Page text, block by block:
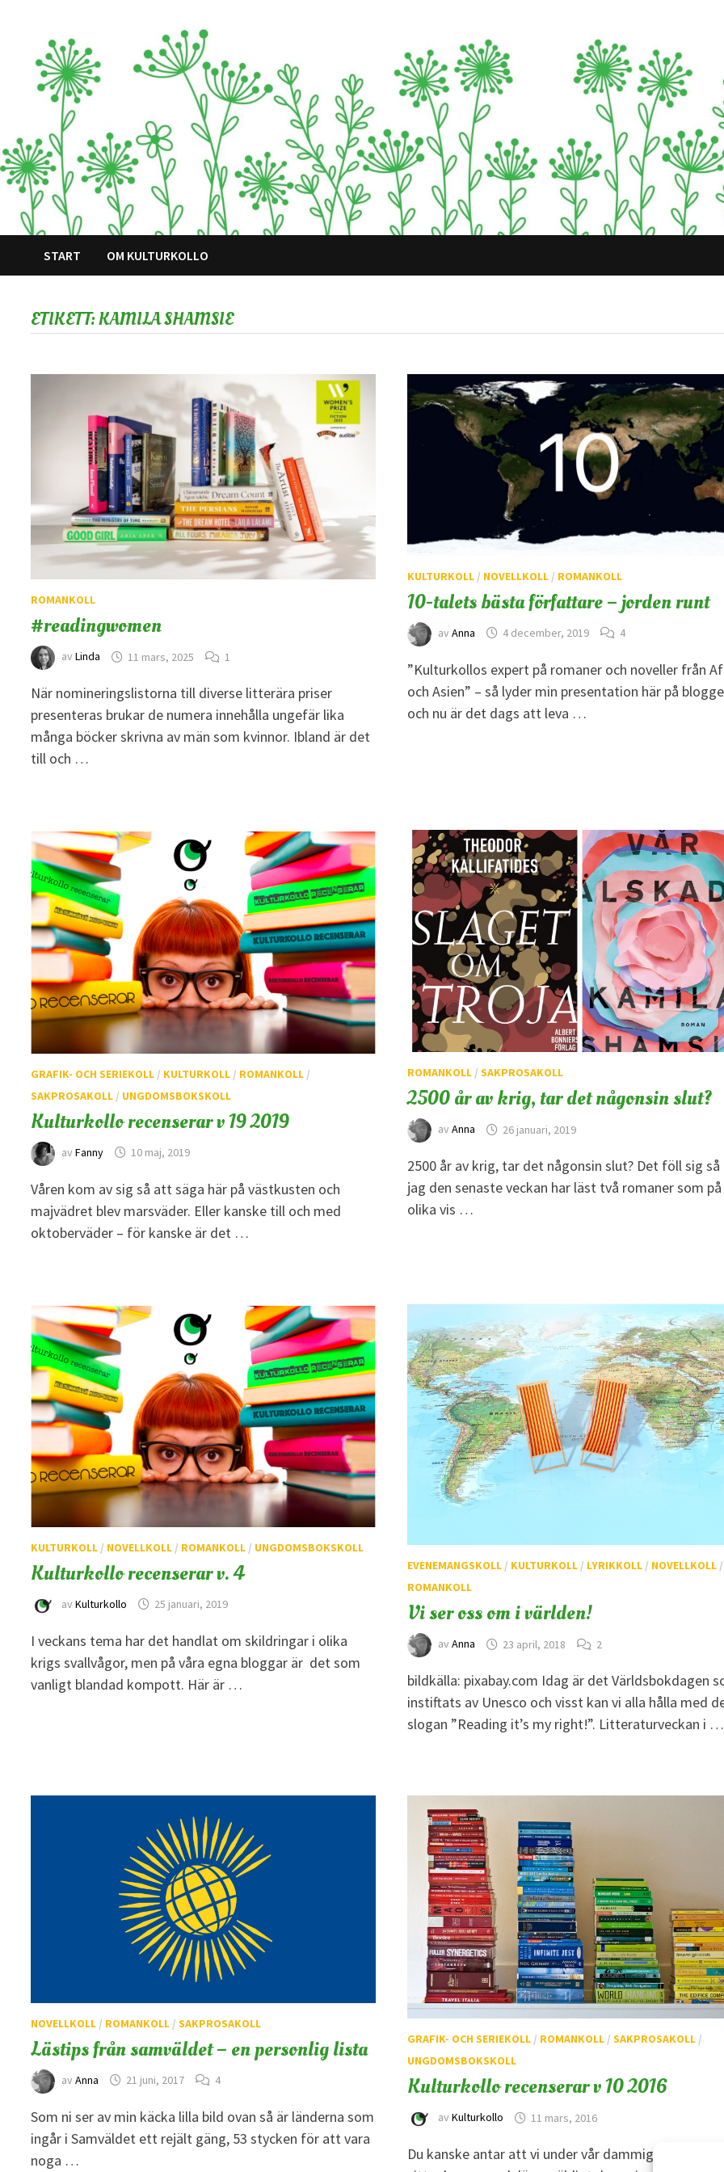
START OM KULTURKOLLO
ETIKETT:KAMILA SHAMSIE
ROMANKOLL
#readingwomen
avLinda 11 mars, 2025 1
När nomineringslistorna till diverse litterära priser
presenteras brukar de numera innehålla ungefär lika
många böcker skrivna av män som kvinnor. Ibland är det
till och …
KULTURKOLL/ NOVELLKOLL/ ROMANKOLL
10-talets bästa författare – jorden runt
av Anna 4 december, 2019 4
”Kulturkollos expert på romaner och noveller från
och Asien” – så lyder min presentation här på
och nu är det dags att leva …
GRAFIK- OCH SERIEKOLL / KULTURKOLL / ROMANKOLL /
SAKPROSAKOLL / UNGDOMSBOKSKOLL
Kulturkollo recenserar v 19 2019
avFanny 10 maj, 2019
Våren kom av sig så att säga här på västkusten och
majvädret blev marsväder. Eller kanske till och med
oktoberväder – för kanske är det …
ROMANKOLL/ SAKPROSAKOLL
2500 år av krig, tar det någonsin slut?
av Anna 26 januari, 2019
2500 år av krig, tar det någonsin slut? Det föll sig
jag den senaste veckan har läst två romaner som på
olika vis …
KULTURKOLL / NOVELLKOLL / ROMANKOLL / UNGDOMSBOKSKOLL
Kulturkollo recenserar v. 4
avKulturkollo 25 januari, 2019
I veckans tema har det handlat om skildringar i olika
krigs svallvågor, men på våra egna bloggar är det som
vanligt blandad kompott. Här är …
EVENEMANGSKOLL/ KULTURKOLL/ LYRIKKOLL/ NOVELLKOLL/
ROMANKOLL
Vi ser oss om i världen!
av Anna 23 april, 2018 2
bildkälla: pixabay.com Idag är det Världsbokdagen
instiftats av Unesco och visst kan vi alla hålla med
slogan ”Reading it’s my right!”. Litteraturveckan i …
NOVELLKOLL / ROMANKOLL /SAKPROSAKOLL
Lästips från samväldet – en personlig lista
avAnna 21 juni, 2017 4
Som ni ser av min käcka lilla bild ovan så är länderna som
ingår i Samväldet ett rejält gäng, 53 stycken för att vara
noga …
GRAFIK- OCH SERIEKOLL/ ROMANKOLL/ SAKPROSAKOLL/
UNGDOMSBOKSKOLL
Kulturkollo recenserar v 10 2016
av Kulturkollo 11 mars, 2016
Du kanske antar att vi under vår dammigaste vecka